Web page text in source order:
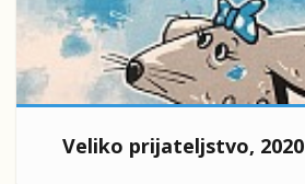
Veliko prijateljstvo, 2020